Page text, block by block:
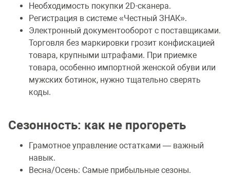
Необходимость покупки 2D-сканера.
Регистрация в системе «Честный ЗНАК».
Электронный документооборот с поставщиками.
Торговля без маркировки грозит конфискацией
товара, крупными штрафами. При приемке
товара, особенно импортной женской обуви или
мужских ботинок, нужно тщательно сверять
коды.
Сезонность: как не прогореть
Грамотное управление остатками — важный
навык.
Весна/Осень: Самые прибыльные сезоны.